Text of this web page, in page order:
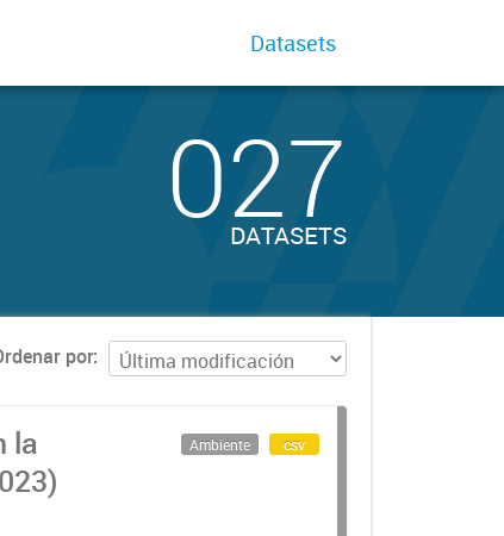
Datasets
027
DATASETS
por
la
Ambiente csv